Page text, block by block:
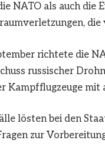
NATO als auch die
die
richtete die
russischer
Kampfflugzeuge
lösten bei den
zur